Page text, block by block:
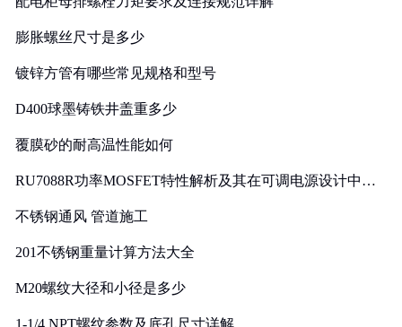
膨胀螺丝尺寸是多少
镀锌方管有哪些常见规格和型号
D400球墨铸铁井盖重多少
覆膜砂的耐高温性能如何
RU7088R功率MOSFET特性解析及其在可调电源设计中的
不锈钢通风 管道施工
201不锈钢重量计算方法大全
M20螺纹大径和小径是多少
1-1/4 NPT螺纹参数及底孔尺寸详解